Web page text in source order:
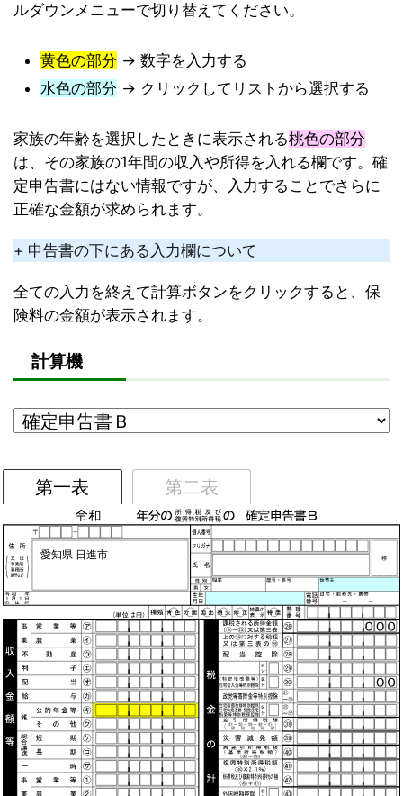
ルダウンメニューで切り替えてください。
黄色の部分 → 数字を入力する
水色の部分 → クリックしてリストから選択する
家族の年齢を選択したときに表示される桃色の部分
は、その家族の1年間の収入や所得を入れる欄です。確
定申告書にはない情報ですが、入力することでさらに
正確な金額が求められます。
+ 申告書の下にある入力欄について
全ての入力を終えて計算ボタンをクリックすると、保
険料の金額が表示されます。
計算機